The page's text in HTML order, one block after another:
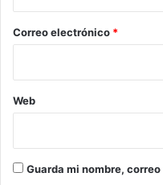
*
Correo electrónico *
Web
Guarda mi nombre,